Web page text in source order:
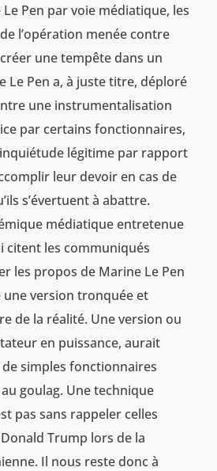
Pen par voie médiatique, les
l’opération menée contre
une tempête dans un
Le Pen a, à juste titre, déploré
une instrumentalisation
par certains fonctionnaires,
légitime par rapport
leur devoir en cas de
s’évertuent à abattre.
médiatique entretenue
citent les communiqués
les propos de Marine Le Pen
version tronquée et
de la réalité. Une version ou
en puissance, aurait
de simples fonctionnaires
goulag. Une technique
pas sans rappeler celles
Trump lors de la
Il nous reste donc à